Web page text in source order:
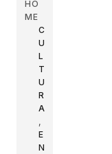
HO
ME
C
U
L
T
U
R
A
E
N